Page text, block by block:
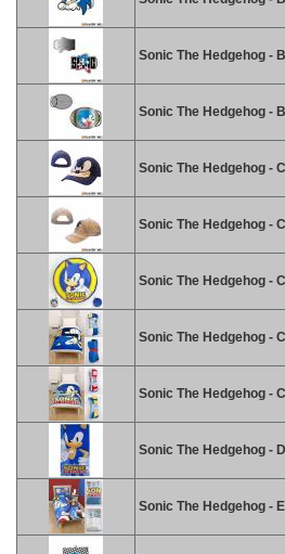
Sonic The Hedgehog -
Sonic The Hedgehog -
Sonic The Hedgehog -
Sonic The Hedgehog -
Sonic The Hedgehog -
Sonic The Hedgehog -
Sonic The Hedgehog -
Sonic The Hedgehog -
Sonic The Hedgehog -